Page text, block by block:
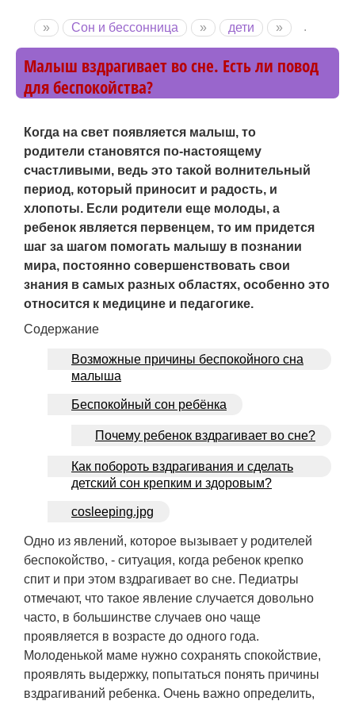
к
основному
содержанию
Вы здесь
» Сон и бессонница » дети » .
Малыш вздрагивает во сне. Есть ли повод
для беспокойства?
Когда на свет появляется малыш, то
родители становятся по-настоящему
счастливыми, ведь это такой волнительный
период, который приносит и радость, и
хлопоты. Если родители еще молоды, а
ребенок является первенцем, то им придется
шаг за шагом помогать малышу в познании
мира, постоянно совершенствовать свои
знания в самых разных областях, особенно это
относится к медицине и педагогике.
Содержание
Возможные причины беспокойного сна
малыша
Беспокойный сон ребёнка
Почему ребенок вздрагивает во сне?
Как побороть вздрагивания и сделать
детский сон крепким и здоровым?
cosleeping.jpg
Одно из явлений, которое вызывает у родителей
беспокойство, - ситуация, когда ребенок крепко
спит и при этом вздрагивает во сне. Педиатры
отмечают, что такое явление случается довольно
часто, в большинстве случаев оно чаще
проявляется в возрасте до одного года.
Молоденькой маме нужно сохранять спокойствие,
проявлять выдержку, попытаться понять причины
вздрагиваний ребенка. Очень важно определить,